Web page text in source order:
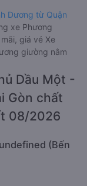
Dương từ Quận
xe Phương
giá vé Xe
giường nằm
Dầu Một -
Gòn chất
08/2026
(Bến